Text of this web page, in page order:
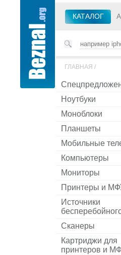
КАТАЛОГ
ГЛАВНАЯ /
Ноутбуки
Моноблоки
Планшеты
Мобильные
Компьютеры
Мониторы
Принтеры и
Источники
Сканеры
Картриджи для
принтеров и